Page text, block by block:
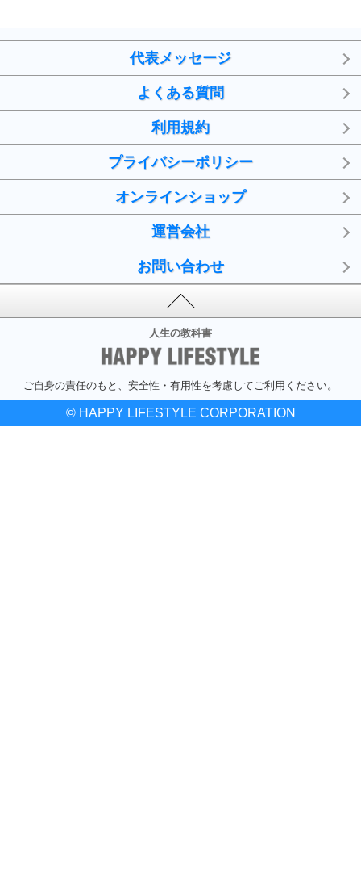
代表メッセージ
よくある質問
利用規約
プライバシーポリシー
オンラインショップ
運営会社
お問い合わせ
人生の教科書
ご自身の責任のもと、安全性・有用性を考慮してご利用ください。
© HAPPY LIFESTYLE CORPORATION